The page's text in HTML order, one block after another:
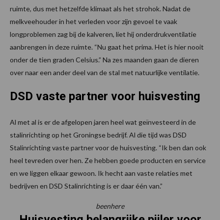
ruimte, dus met hetzelfde klimaat als het strohok. Nadat de
melkveehouder in het verleden voor zijn gevoel te vaak
longproblemen zag bij de kalveren, liet hij onderdrukventilatie
aanbrengen in deze ruimte. “Nu gaat het prima. Het is hier nooit
onder de tien graden Celsius.” Na zes maanden gaan de dieren
over naar een ander deel van de stal met natuurlijke ventilatie.
DSD vaste partner voor huisvesting
Al met al is er de afgelopen jaren heel wat geïnvesteerd in de
stalinrichting op het Groningse bedrijf. Al die tijd was DSD
Stalinrichting vaste partner voor de huisvesting. “Ik ben dan ook
heel tevreden over hen. Ze hebben goede producten en service
en we liggen elkaar gewoon. Ik hecht aan vaste relaties met
bedrijven en DSD Stalinrichting is er daar één van.”
beenhere